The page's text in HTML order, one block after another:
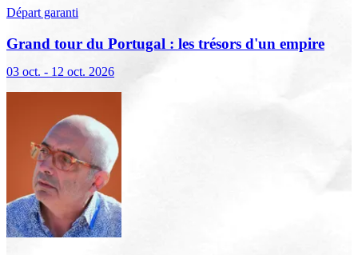
Départ garanti
Grand tour du Portugal : les trésors d'un empire
03 oct. - 12 oct. 2026